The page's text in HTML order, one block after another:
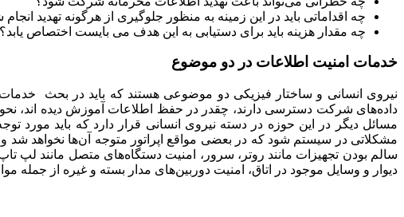
چه اقداماتی باید در این زمینه به منظور جلوگیری از هرگونه تهدید
چه مقدار هزینه باید برای دستیابی به این هدف می بایست اختصاص یابد؟
خدمات امنیت اطلاعات در دو موضوع
نیروی انسانی و ساختار فیزیکی دو موضوعی هستند که باید در بحث خدمات
داده‌های شرکت دسترسی دارند، چقدر در حفظ اطلاعات آموزش دیده اند،
مسائل دیگر در این حوزه در دسته نیروی انسانی قرار دارد که باید مورد
مشکلاتی در سیستم شود که در بعضی مواقع اپراتور متوجه آن‌ها نخواهد
سالم بودن تجهیزات مانند روتر، سرور، امنیت دستگاه‌های متصل مانند
دیوار و وسایل موجود در اتاق، امنیت دوربین‌های مدار بسته و غیره از جمله